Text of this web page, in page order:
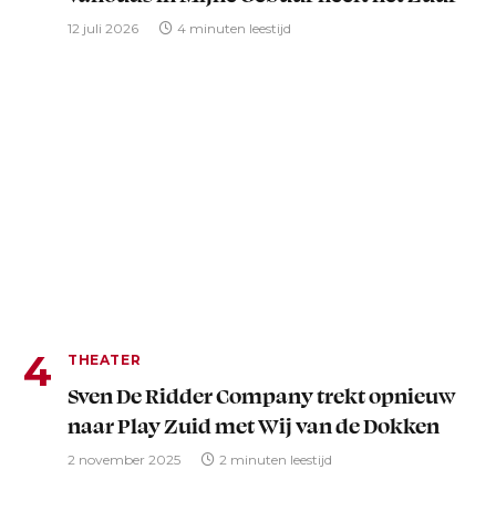
12 juli 2026 4 minuten leestijd
THEATER
Sven De Ridder Company trekt opnieuw
naar Play Zuid met Wij van de Dokken
2 november 2025 2 minuten leestijd